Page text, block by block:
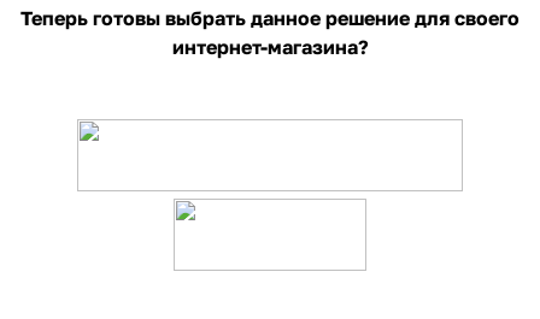
Теперь готовы выбрать данное решение для своего
интернет-магазина?